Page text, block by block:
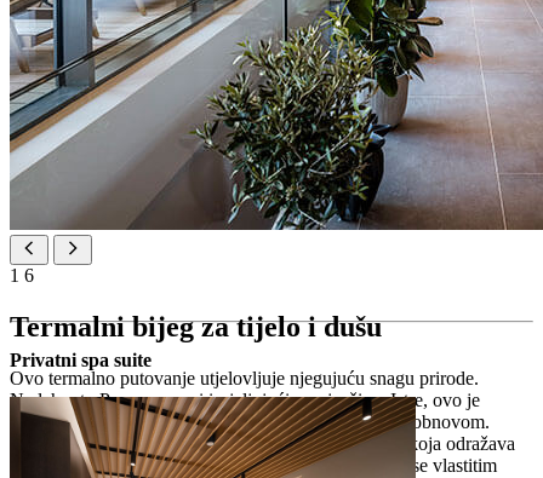
1 6
Termalni bijeg za tijelo i dušu
Ovo termalno putovanje utjelovljuje njegujuću snagu prirode.
Nadahnuto Parenzanom i iscjeljujućim pejzažima Istre, ovo je
mjesto gdje se lokalne tradicije stapaju s holističkom obnovom.
Biljne pare, zrak obogaćen solju i umirujuća toplina koja odražava
ritam zemlje pozivaju vas da dišete duboko i krećete se vlastitim
Privatni spa suite